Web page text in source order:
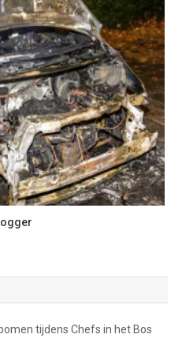
tijdens Chefs in het Bos